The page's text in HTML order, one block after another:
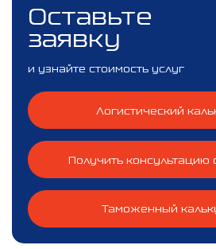
Оставьте
заявку
и узнайте стоимость услуг
Логистический
Получить консультацию
Таможенный